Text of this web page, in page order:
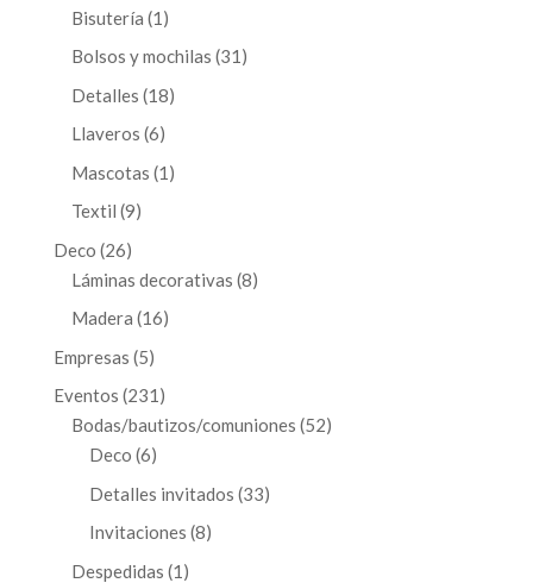
Bisutería 1 1
producto
Bolsos y mochilas 31 31
Detalles 1818
Llaveros 66
productos
Mascotas 1 1
Textil 99
Deco 2626
productos
Láminas decorativas 88
Madera 1616
Empresas 55
productos
Eventos 231 231
productos
Bodas/bautizos/comuniones 5252
Deco 66
productos
Detalles invitados 3333
Invitaciones 88
Despedidas 1 1